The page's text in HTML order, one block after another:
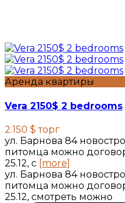
Аренда квартиры
Vera 2150$ 2 bedrooms
2.150 $торг
ул. Барнова 84
питомца можно
25.12, с [more]
ул. Барнова 84
питомца можно
25.12, смотреть можно